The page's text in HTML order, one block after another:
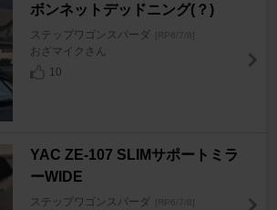
ボンネットデッドニング(？)
ステップワゴンスパーダ [RP6/7/8]
おざマイクさん
10
YAC ZE-107 SLIMサポートミラ
ーWIDE
ステップワゴンスパーダ [RP6/7/8]